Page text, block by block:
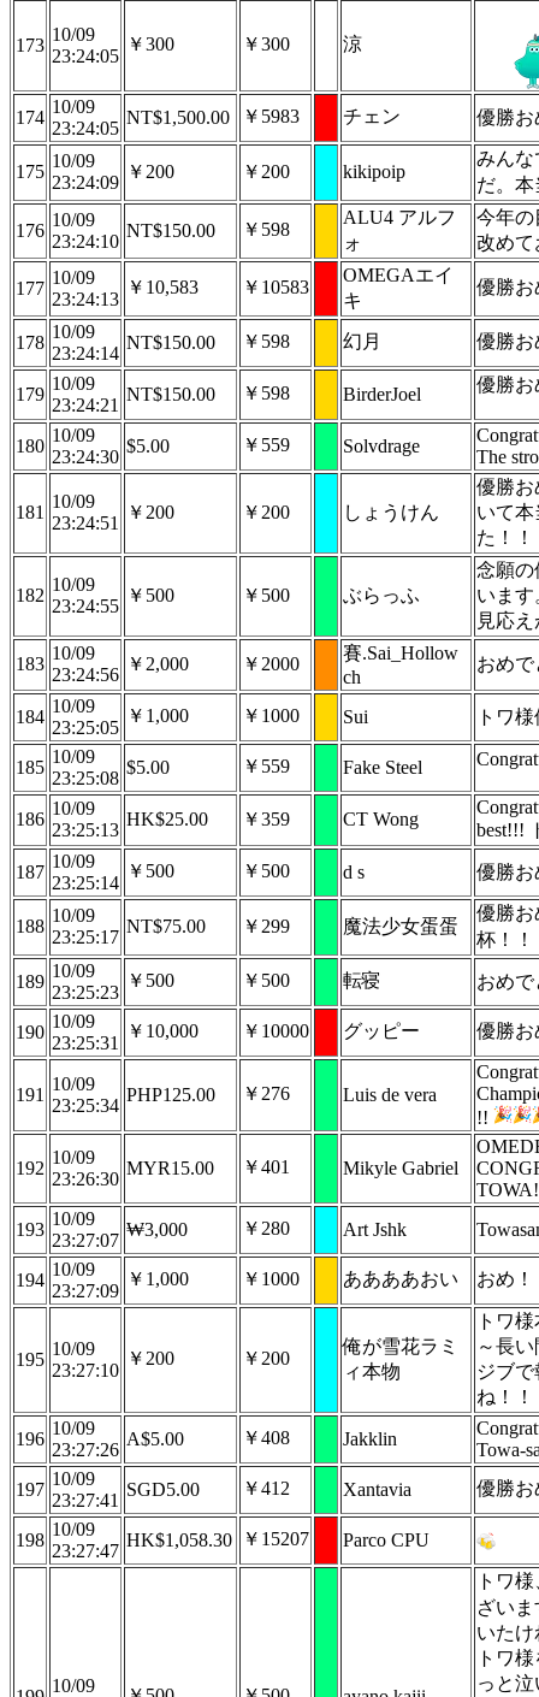
173
10/09
23:24:05
￥300 ￥300 涼
174
10/09
23:24:05
NT$1,500.00 ￥5983 チェン 優勝お
175
10/09
23:24:09
￥200 ￥200 kikipoip
みんな
だ。
176
10/09
23:24:10
NT$150.00 ￥598
ALU4 アルフ
ォ
今年の
改めて
177
10/09
23:24:13
￥10,583 ￥10583
OMEGAエイ
キ
優勝お
178
10/09
23:24:14
NT$150.00 ￥598 幻月 優勝
179
10/09
23:24:21
NT$150.00 ￥598 BirderJoel 優勝お
180
10/09
23:24:30
$5.00 ￥559 Solvdrage
The
181
10/09
23:24:51
￥200 ￥200 しょうけん
優勝お
いて
た！！
182
10/09
23:24:55
￥500 ￥500 ぶらっふ
念願の
いま
見応
183
10/09
23:24:56
￥2,000 ￥2000
賽.Sai_Hollow
ch
おめ
184
10/09
23:25:05
￥1,000 ￥1000 Sui トワ
185
10/09
23:25:08
$5.00 ￥559 Fake Steel
186
10/09
23:25:13
HK$25.00 ￥359 CT Wong
best!!!
187
10/09
23:25:14
￥500 ￥500 d s 優勝お
188
10/09
23:25:17
NT$75.00 ￥299 魔法少女蛋蛋
優勝お
杯！！
189
10/09
23:25:23
￥500 ￥500 転寝 おめで
190
10/09
23:25:31
￥10,000 ￥10000 グッピー 優勝お
191
10/09
23:25:34
PHP125.00 ￥276 Luis de vera
!!
192
10/09
23:26:30
MYR15.00 ￥401 Mikyle Gabriel
TOWA!
193
10/09
23:27:07
₩3,000 ￥280 Art Jshk
194
10/09
23:27:09
￥1,000 ￥1000 ああああおい おめ！
195
10/09
23:27:10
￥200 ￥200
俺が雪花ラミ
ィ本物
トワ
～長
ジブ
ね！！
196
10/09
23:27:26
A$5.00 ￥408 Jakklin
Towa-
197
10/09
23:27:41
SGD5.00 ￥412 Xantavia 優勝お
198
10/09
23:27:47
HK$1,058.30 ￥15207 Parco CPU
10/09
トワ
ざいま
いた
トワ
っと